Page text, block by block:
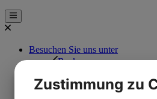
Besuchen Sie uns unter
Back
Die Öffnungszeiten
Zustimmung zu